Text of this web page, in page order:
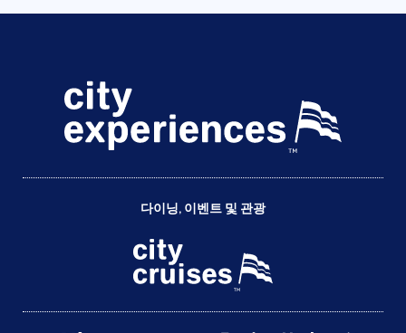
다이닝, 이벤트 및 관광